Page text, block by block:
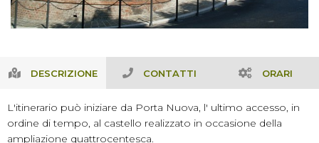
DESCRIZIONE CONTATTI ORARI
L'itinerario può iniziare da Porta Nuova, l' ultimo accesso, in
ordine di tempo, al castello realizzato in occasione della
ampliazione quattrocentesca.